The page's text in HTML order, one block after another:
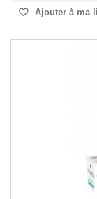
Ajouter à ma